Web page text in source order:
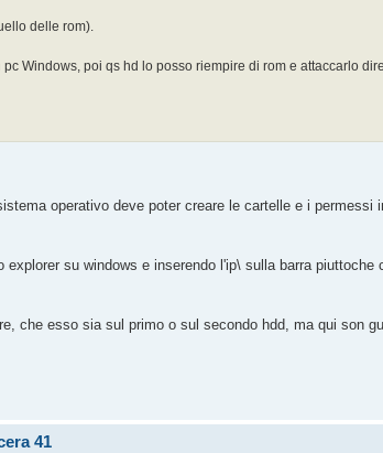
delle rom).
Windows, poi qs hd lo posso riempire di rom e attaccarlo
operativo deve poter creare le cartelle e i permessi
su windows e inserendo l'ip\ sulla barra piuttoche
che esso sia sul primo o sul secondo hdd, ma qui son
41